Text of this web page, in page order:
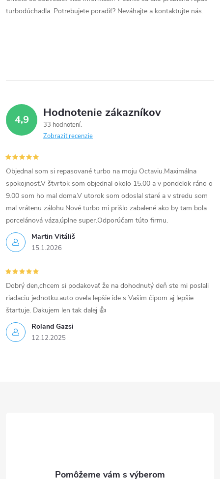
a
r
v
y
v
ý
p
i
s
u
turbodúchadla. Potrebujete poradiť? Neváhajte a kontaktujte nás.
4,9 Hodnotenie zákazníkov
33 hodnotení
Zobraziť recenzie
Martin Vitáliš
15.1.2026
Objednal som si repasované turbo na moju Octaviu.Maximálna
spokojnosť.V štvrtok som objednal okolo 15.00 a v pondelok ráno o
9.00 som ho mal doma.V utorok som odoslal staré a v stredu som
mal vrátenu zálohu.Nové turbo mi prišlo zabalené ako by tam bola
porcelánová váza,úplne super.Odporúčam túto firmu.
Roland Gazsi
12.12.2025
Dobrý den,chcem si podakovať že na dohodnutý deň ste mi poslali
riadaciu jednotku.auto ovela lepšie ide s Vašim čipom aj lepšie
štartuje. Dakujem len tak dalej 👍